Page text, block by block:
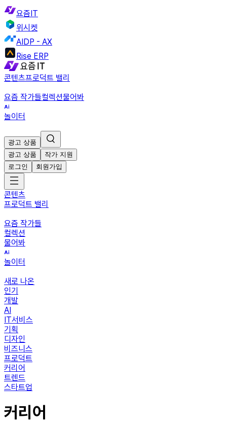
요즘IT
위시켓
AIDP - AX
Rise ERP
콘텐츠프로덕트 밸리
요즘 작가들컬렉션물어봐
놀이터
광고 상품
광고 상품
작가 지원
로그인
회원가입
콘텐츠
프로덕트 밸리
요즘 작가들
컬렉션
물어봐
놀이터
새로 나온
인기
개발
AI
IT서비스
기획
디자인
비즈니스
프로덕트
커리어
트렌드
스타트업
커리어